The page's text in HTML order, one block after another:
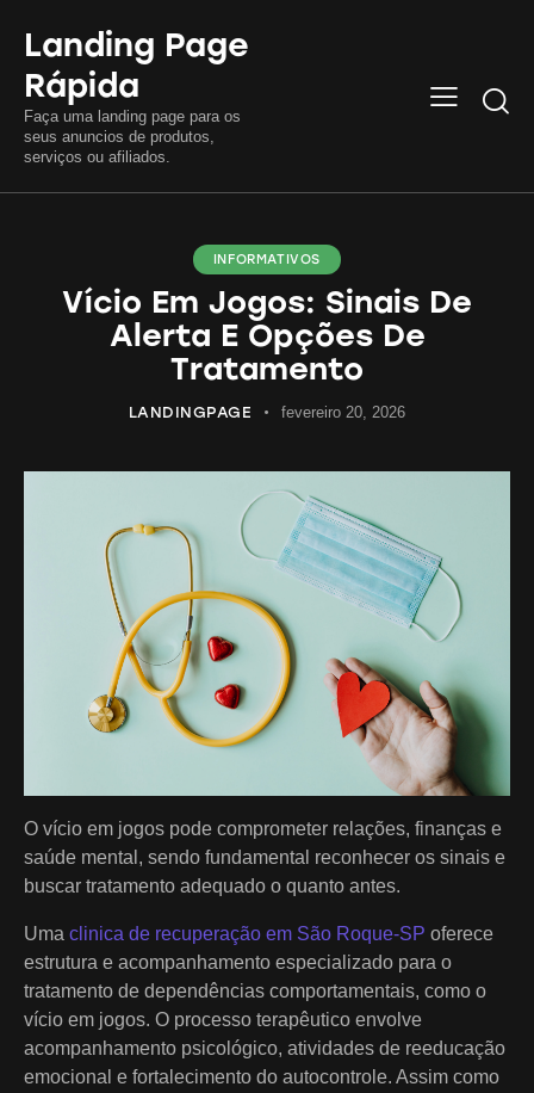
Landing Page
Rápida
Faça uma landing page para os
seus anuncios de produtos,
serviços ou afiliados.
INFORMATIVOS
Vício Em Jogos: Sinais De
Alerta E Opções De
Tratamento
LANDINGPAGE fevereiro 20, 2026
O vício em jogos pode comprometer relações, finanças e
saúde mental, sendo fundamental reconhecer os sinais e
buscar tratamento adequado o quanto antes.
Uma clinica de recuperação em São Roque-SP oferece
estrutura e acompanhamento especializado para o
tratamento de dependências comportamentais, como o
vício em jogos. O processo terapêutico envolve
acompanhamento psicológico, atividades de reeducação
emocional e fortalecimento do autocontrole. Assim como